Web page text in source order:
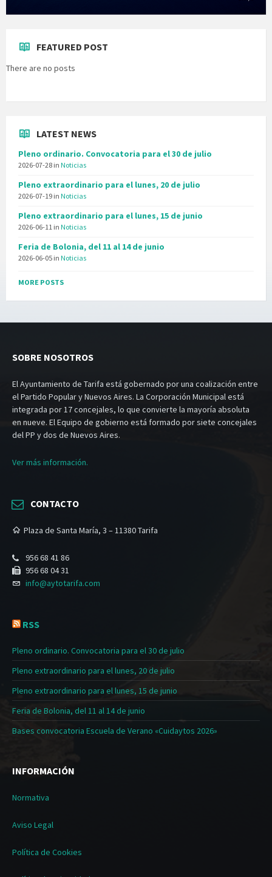
FEATURED POST
There are no posts
LATEST NEWS
Pleno ordinario. Convocatoria para el 30 de julio
2026-07-28 in Noticias
Pleno extraordinario para el lunes, 20 de julio
2026-07-19 in Noticias
Pleno extraordinario para el lunes, 15 de junio
2026-06-11 in Noticias
Feria de Bolonia, del 11 al 14 de junio
2026-06-05 in Noticias
MORE POSTS
SOBRE NOSOTROS
El Ayuntamiento de Tarifa está gobernado por una coalización entre
el Partido Popular y Nuevos Aires. La Corporación Municipal está
integrada por 17 concejales, lo que convierte la mayoría absoluta
en nueve. El Equipo de gobierno está formado por siete concejales
del PP y dos de Nuevos Aires.
Ver más información.
CONTACTO
Plaza de Santa María, 3 – 11380 Tarifa
956 68 41 86
956 68 04 31
info@aytotarifa.com
RSS
Pleno ordinario. Convocatoria para el 30 de julio
Pleno extraordinario para el lunes, 20 de julio
Pleno extraordinario para el lunes, 15 de junio
Feria de Bolonia, del 11 al 14 de junio
Bases convocatoria Escuela de Verano «Cuidaytos 2026»
INFORMACIÓN
Normativa
Aviso Legal
Política de Cookies